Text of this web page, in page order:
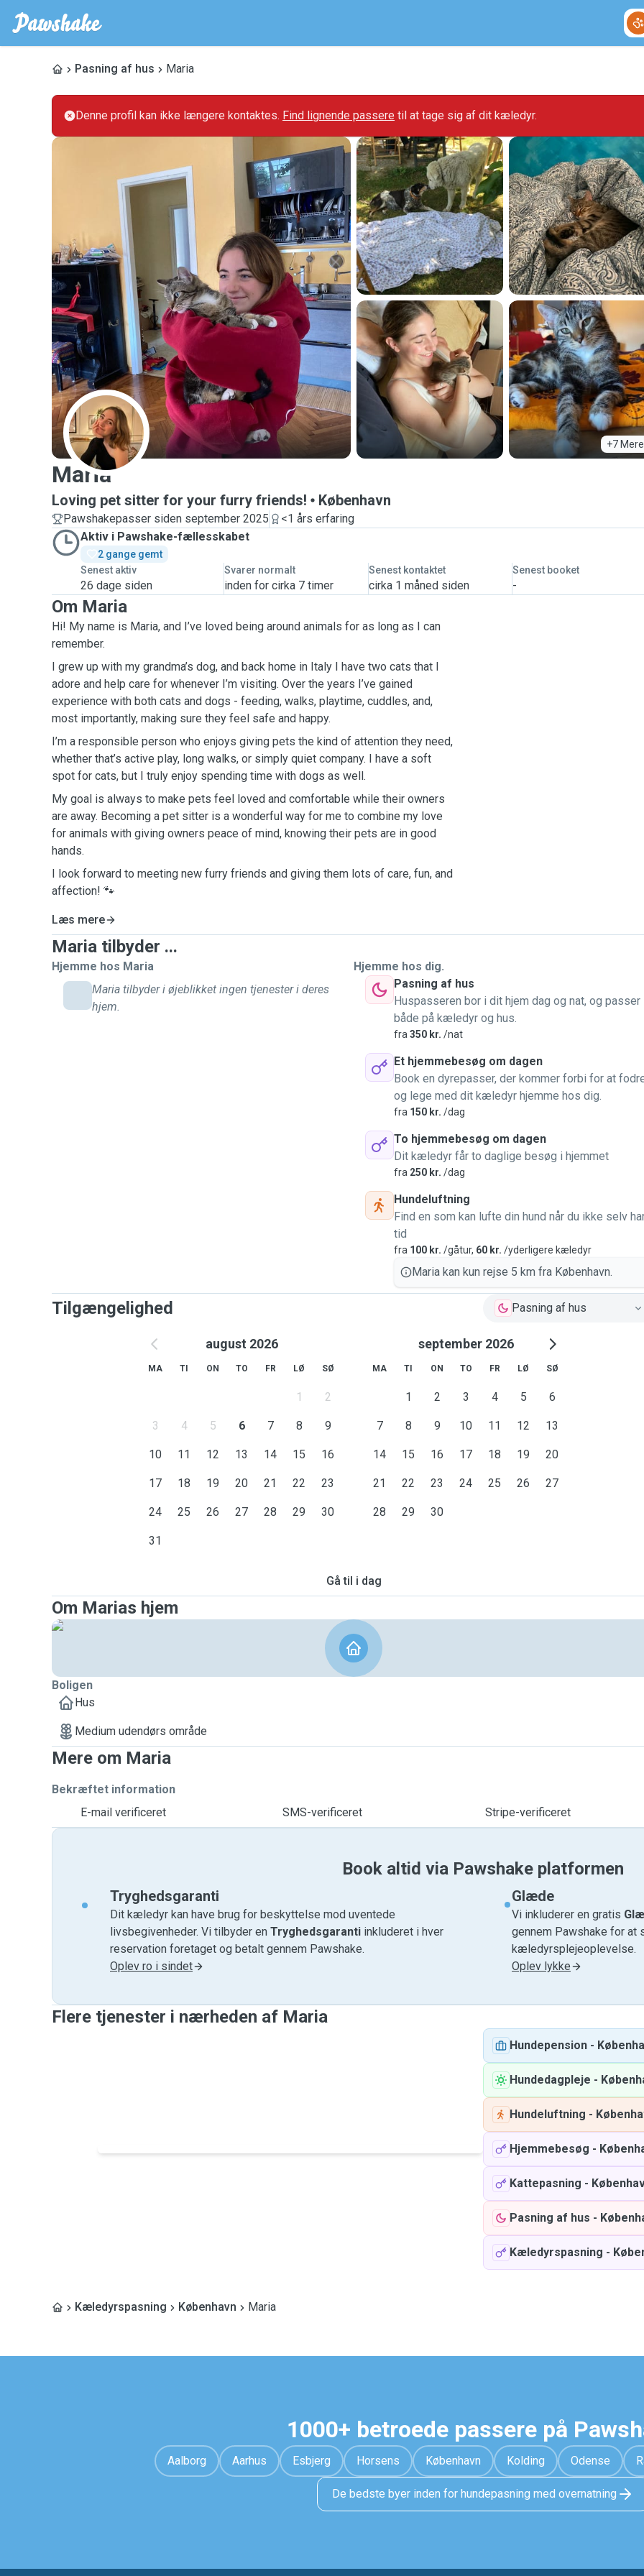
Pasning af hus Maria
Denne profil kan ikke længere kontaktes. Find lignende passere til at tage sig af dit kæledyr.
+7 Mere
M
Maria
Loving pet sitter for your furry friends! København
Pawshakepasser siden september 2025
<1 års erfaring
Aktiv i Pawshake-fællesskabet
2 gange gemt
Senest aktiv
26 dage siden
Svarer normalt
inden for cirka 7 timer
Senest kontaktet
cirka 1 måned siden
Senest booket
-
Om Maria
Hi! My name is Maria, and I’ve loved being around animals for as long as I can
remember.
I grew up with my grandma’s dog, and back home in Italy I have two cats that I
adore and help care for whenever I’m visiting. Over the years I’ve gained
experience with both cats and dogs - feeding, walks, playtime, cuddles, and,
most importantly, making sure they feel safe and happy.
I’m a responsible person who enjoys giving pets the kind of attention they need,
whether that’s active play, long walks, or simply quiet company. I have a soft
spot for cats, but I truly enjoy spending time with dogs as well.
My goal is always to make pets feel loved and comfortable while their owners
are away. Becoming a pet sitter is a wonderful way for me to combine my love
for animals with giving owners peace of mind, knowing their pets are in good
hands.
I look forward to meeting new furry friends and giving them lots of care, fun, and
affection! 🐾
Læs mere
Maria tilbyder ...
Hjemme hos Maria
Maria tilbyder i øjeblikket ingen tjenester i deres
hjem.
Hjemme hos dig.
Pasning af hus
Huspasseren bor i dit hjem dag og nat, og passer
både på kæledyr og hus.
fra 350 kr. /nat
Et hjemmebesøg om dagen
Book en dyrepasser, der kommer forbi for at
og lege med dit kæledyr hjemme hos dig.
fra 150 kr. /dag
To hjemmebesøg om dagen
Dit kæledyr får to daglige besøg i hjemmet
fra 250 kr. /dag
Hundeluftning
Find en som kan lufte din hund når du ikke selv
tid
fra 100 kr. /gåtur, 60 kr. /yderligere kæledyr
Maria kan kun rejse 5 km fra København.
Tilgængelighed Pasning af hus
august 2026
MA TI ON TO FR LØ SØ
1 2
3 4 5 6 7 8 9
10 11 12 13 14 15 16
17 18 19 20 21 22 23
24 25 26 27 28 29 30
31
september 2026
MA TI ON TO FR LØ SØ
1 2 3 4 5 6
7 8 9 10 11 12 13
14 15 16 17 18 19 20
21 22 23 24 25 26 27
28 29 30
Gå til i dag
Om Marias hjem
Boligen
Hus
Medium udendørs område
Mere om Maria
Bekræftet information
E-mail verificeret
SMS-verificeret Stripe-verificeret
Book altid via Pawshake platformen
Tryghedsgaranti
Dit kæledyr kan have brug for beskyttelse mod uventede
livsbegivenheder. Vi tilbyder en Tryghedsgaranti inkluderet i hver
reservation foretaget og betalt gennem Pawshake.
Oplev ro i sindet
Glæde
Vi inkluderer en gratis
gennem Pawshake for at
kæledyrsplejeoplevelse.
Oplev lykke
Flere tjenester i nærheden af ​​Maria
Hundepension -
Hundedagpleje -
Hundeluftning -
Hjemmebesøg -
Kattepasning -
Pasning af hus -
Kæledyrspasning -
Kæledyrspasning København Maria
1000+ betroede passere på
Aalborg Aarhus Esbjerg Horsens København Kolding Odense
De bedste byer inden for hundepasning med overnatning